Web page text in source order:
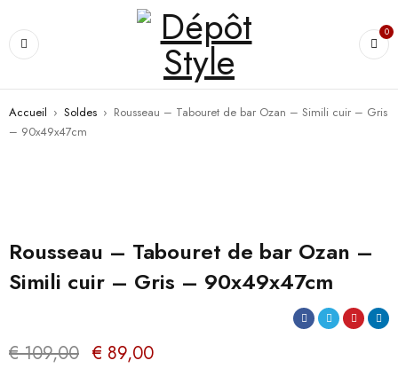
0
Accueil › Soldes › Rousseau – Tabouret de bar Ozan – Simili cuir – Gris
– 90x49x47cm
Rousseau – Tabouret de bar Ozan –
Simili cuir – Gris – 90x49x47cm
€109,00 € 89,00